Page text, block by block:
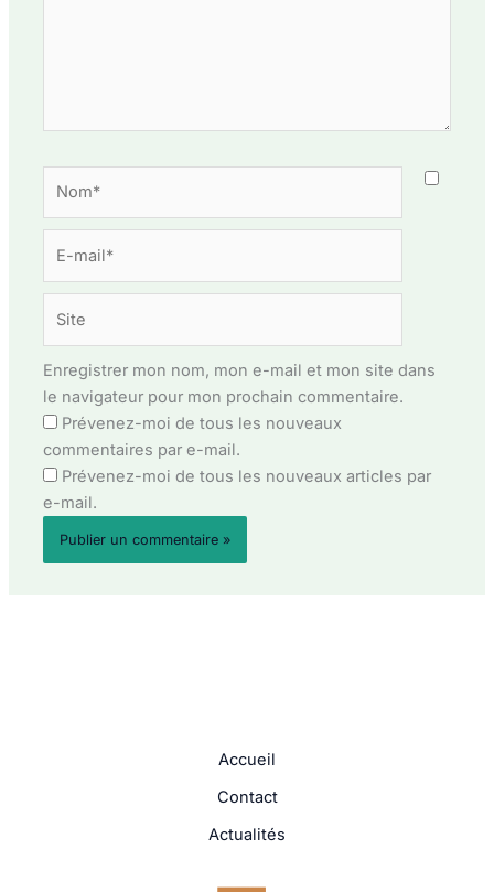
Enregistrer mon nom, mon e-mail et mon site dans
le navigateur pour mon prochain commentaire.
Prévenez-moi de tous les nouveaux
commentaires par e-mail.
Prévenez-moi de tous les nouveaux articles par
e-mail.
Accueil
Contact
Actualités